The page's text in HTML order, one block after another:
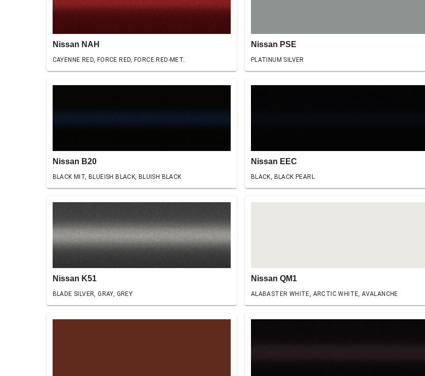
Nissan NAH
CAYENNE RED, FORCE RED, FORCE RED-MET.
Nissan PSE
PLATINUM SILVER
Nissan B20
BLACK MIT, BLUEISH BLACK, BLUISH BLACK
Nissan EEC
BLACK, BLACK PEARL
Nissan K51
BLADE SILVER, GRAY, GREY
Nissan QM1
ALABASTER WHITE, ARCTIC WHITE, AVALANCHE